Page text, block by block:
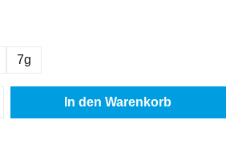
7g
Gib den gewünschten
In den Warenkorb